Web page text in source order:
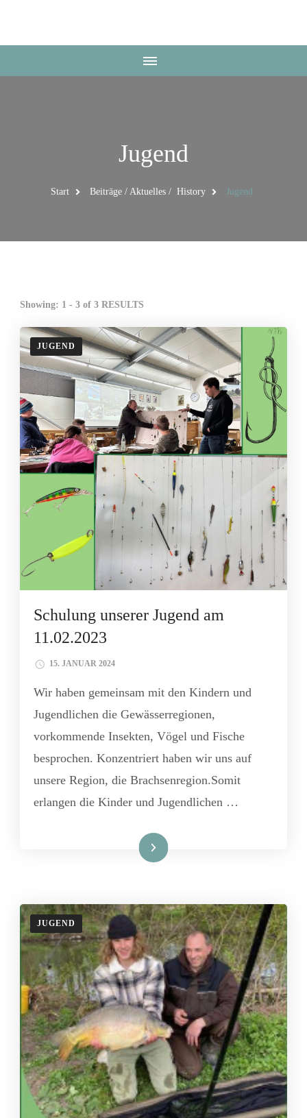
Höchstadt
Jugend
Start Beiträge / Aktuelles / History Jugend
Showing: 1 - 3 of 3 RESULTS
JUGEND
Schulung unserer Jugend am
11.02.2023
15. JANUAR 2024
Wir haben gemeinsam mit den Kindern und
Jugendlichen die Gewässerregionen,
vorkommende Insekten, Vögel und Fische
besprochen. Konzentriert haben wir uns auf
unsere Region, die Brachsenregion.Somit
erlangen die Kinder und Jugendlichen …
Weiterlesen
JUGEND